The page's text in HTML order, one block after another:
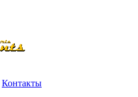
Контакты